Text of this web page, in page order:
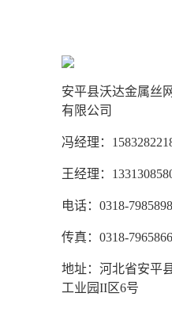
安平县沃达金属丝
有限公司
冯经理：
王经理：
电话：0318-7985898
传真：0318-7965866
地址：河北省安平
工业园II区6号